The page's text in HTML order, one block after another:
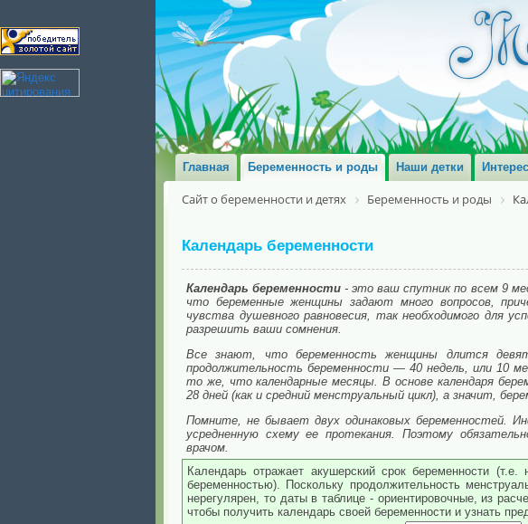
Главная Беременность и роды Наши детки
Сайт о беременности и детях Беременность и роды
Календарь беременности
Календарь беременности - это ваш спутник по всем 9
что беременные женщины задают много вопросов,
чувства душевного равновесия, так необходимого для
разрешить ваши сомнения.
Все знают, что беременность женщины длится
продолжительность беременности — 40 недель, или 10
то же, что календарные месяцы. В основе календаря
28 дней (как и средний менструальный цикл), а значит,
Помните, не бывает двух одинаковых беременностей.
усредненную схему ее протекания. Поэтому
врачом.
Календарь отражает акушерский срок беременности
беременностью). Поскольку продолжительность
нерегулярен, то даты в таблице - ориентировочные, из
чтобы получить календарь своей беременности и узнать